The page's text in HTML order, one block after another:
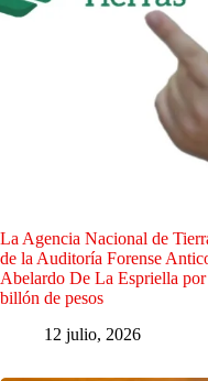
La Agencia Nacional de
de la Auditoría Forense
Abelardo De La Espriella
billón de pesos
12 julio, 2026